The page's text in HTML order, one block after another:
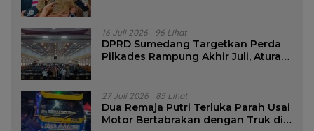
16 Juli 2026 96 Lihat
DPRD Sumedang Targetkan Perda
Pilkades Rampung Akhir Juli, Aturan
27 Juli 2026 85 Lihat
Dua Remaja Putri Terluka Parah Usai
Motor Bertabrakan dengan Truk di